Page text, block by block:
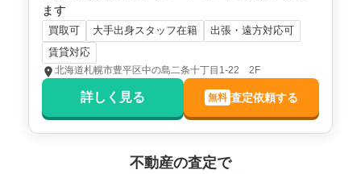
ます
買取可 大手出身スタッフ在籍
出張・遠方対応可
賃貸対応
北海道札幌市豊平区中の島二条十丁目1-22 2F
詳しく見る 無料 査定依頼する
不動産の査定で